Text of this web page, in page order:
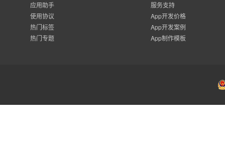
应用助手
使用协议
热门标签
热门专题
服务支持
App开发价格
App开发案例
App制作模板